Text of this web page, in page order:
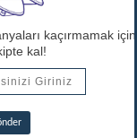
- CI 77492 / IRON
-
- CI 77491 / IRON
- SILICA
CROSSPOLYMER
-
- DISODIUM